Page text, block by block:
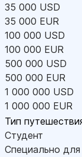
35 000 USD
35 000 EUR
100 000 USD
100 000 EUR
500 000 USD
500 000 EUR
1 000 000 USD
1 000 000 EUR
Тип
Студент
Специально для